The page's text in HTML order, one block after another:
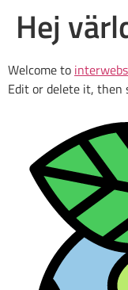
Hej
Welcome to
Edit or delete it,